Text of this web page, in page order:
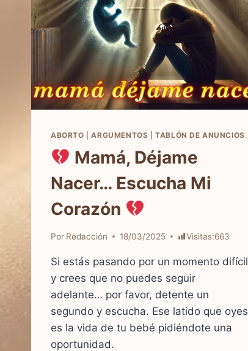
ABORTO |ARGUMENTOS |TABLÓN DE ANUNCIOS
Mamá, Déjame
Nacer… Escucha Mi
Corazón
Por Redacción 18/03/2025 Visitas:663
Si estás pasando por un momento difícil
y crees que no puedes seguir
adelante… por favor, detente un
segundo y escucha. Ese latido que oyes
es la vida de tu bebé pidiéndote una
oportunidad.